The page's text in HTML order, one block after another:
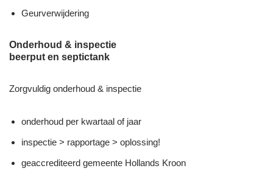
Geurverwijdering
Onderhoud & inspectie
beerput en septictank
Zorgvuldig onderhoud & inspectie
onderhoud per kwartaal of jaar
inspectie > rapportage > oplossing!
geaccrediteerd gemeente Hollands Kroon